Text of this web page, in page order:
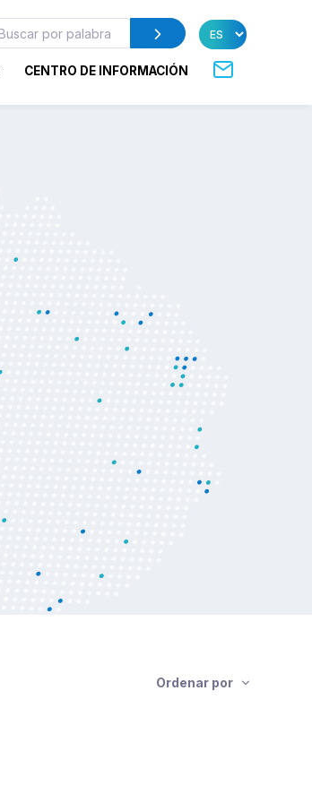
CENTRO DE INFORMACIÓN
Ordenar por